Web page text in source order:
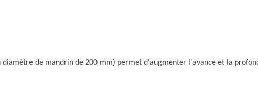
de mandrin de 200 mm) permet d'augmenter l'avance et la